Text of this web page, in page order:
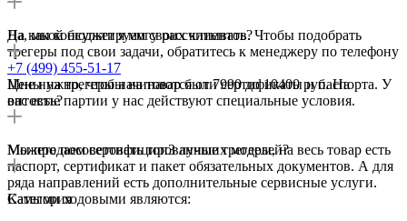
Да, мы консультируем своих клиентов. Чтобы подобрать
трегеры под свои задачи, обратитесь к менеджеру по телефону
+7 (499) 455-51-17
На какой бюджет я могу рассчитывать?
Цены на трегеры начинаются от 7990 до 10400 руб. На
оптовые партии у нас действуют специальные условия.
Мне нужно, чтобы на товар были сертификаты и паспорта. У
вас есть?
Мы продаем сертифицированные трегеры, на весь товар есть
паспорт, сертификат и пакет обязательных документов. А для
ряда направлений есть дополнительные сервисные услуги.
Можете посоветовать топ3 лучших моделей?
Самыми ходовыми являются:
Категория